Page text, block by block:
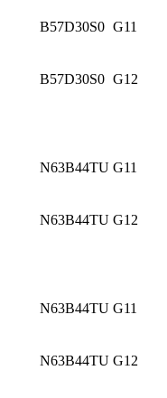
B57D30S0 G11
B57D30S0 G12
N63B44TU G11
N63B44TU G12
N63B44TU G11
N63B44TU G12